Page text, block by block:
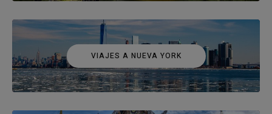
VIAJES A NUEVA YORK